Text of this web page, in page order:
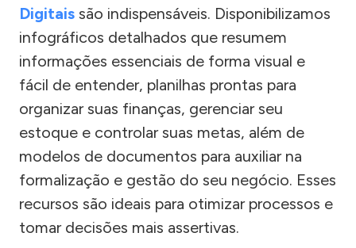
Digitais são indispensáveis. Disponibilizamos
infográficos detalhados que resumem
informações essenciais de forma visual e
fácil de entender, planilhas prontas para
organizar suas finanças, gerenciar seu
estoque e controlar suas metas, além de
modelos de documentos para auxiliar na
formalização e gestão do seu negócio. Esses
recursos são ideais para otimizar processos e
tomar decisões mais assertivas.